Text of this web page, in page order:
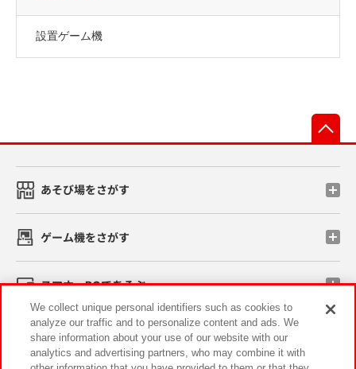
設置ゲーム機
あそび場をさがす
ゲーム機をさがす
スマホ・PCであそぶ
イベント・キャンペーン
We collect unique personal identifiers such as cookies to
analyze our traffic and to personalize content and ads. We
share information about your use of our website with our
analytics and advertising partners, who may combine it with